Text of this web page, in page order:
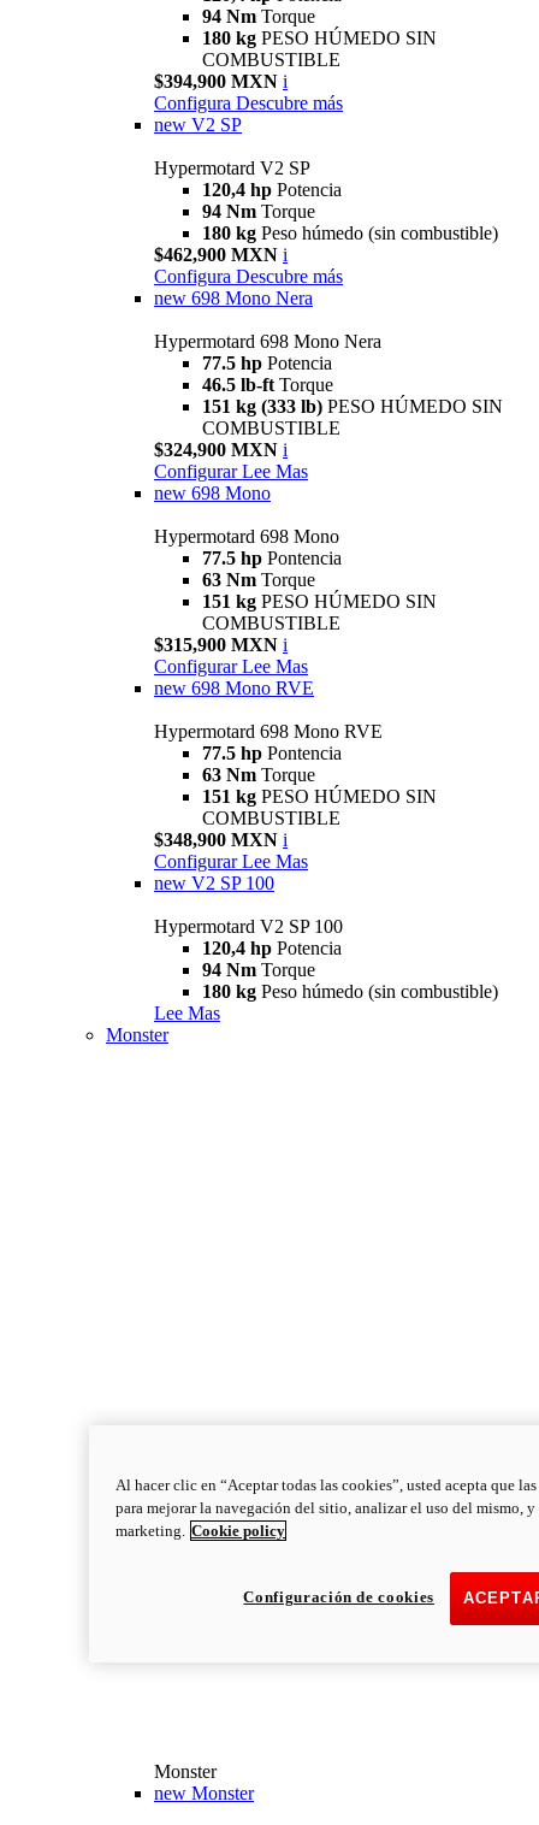
94 Nm Torque
180 kg PESO HÚMEDO SIN
COMBUSTIBLE
$394,900 MXN i
Configura Descubre más
new V2 SP
Hypermotard V2 SP
120,4 hp Potencia
94 Nm Torque
180 kg Peso húmedo (sin combustible)
$462,900 MXN i
Configura Descubre más
new 698 Mono Nera
Hypermotard 698 Mono Nera
77.5 hp Potencia
46.5 lb-ft Torque
151 kg (333 lb) PESO HÚMEDO SIN
COMBUSTIBLE
$324,900 MXN i
Configurar Lee Mas
new 698 Mono
Hypermotard 698 Mono
77.5 hp Pontencia
63 Nm Torque
151 kg PESO HÚMEDO SIN
COMBUSTIBLE
$315,900 MXN i
Configurar Lee Mas
new 698 Mono RVE
Hypermotard 698 Mono RVE
77.5 hp Pontencia
63 Nm Torque
151 kg PESO HÚMEDO SIN
COMBUSTIBLE
$348,900 MXN i
Configurar Lee Mas
new V2 SP 100
Hypermotard V2 SP 100
120,4 hp Potencia
94 Nm Torque
180 kg Peso húmedo (sin combustible)
Lee Mas
Monster
Monster
new Monster
Al hacer clic en “Aceptar todas las cookies”, usted acepta que
para mejorar la navegación del sitio, analizar el uso del mismo,
marketing. Cookie policy
Configuración de cookies